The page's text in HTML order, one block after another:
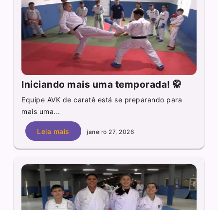
Iniciando mais uma temporada! 🥋
Equipe AVK de caratê está se preparando para
mais uma...
Leia mais janeiro 27, 2026